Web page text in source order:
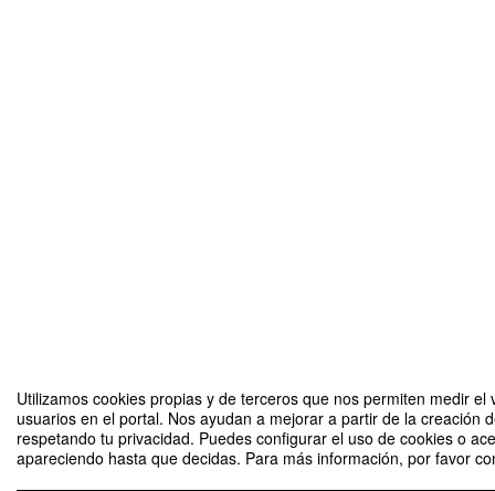
Utilizamos cookies propias y de terceros que nos permiten medir
usuarios en el portal. Nos ayudan a mejorar a partir de la creación
respetando tu privacidad. Puedes configurar el uso de cookies o
apareciendo hasta que decidas. Para más información, por favor